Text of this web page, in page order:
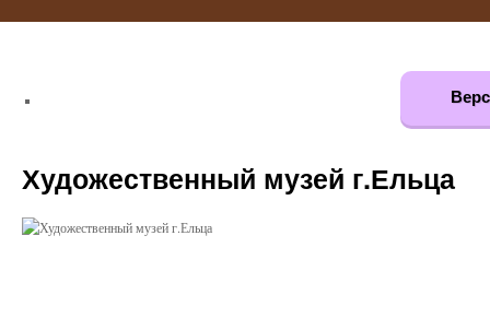
Художественный музей г.Ельца